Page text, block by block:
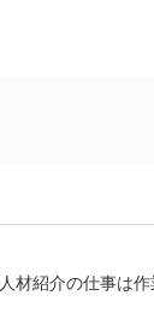
材紹介の仕事は